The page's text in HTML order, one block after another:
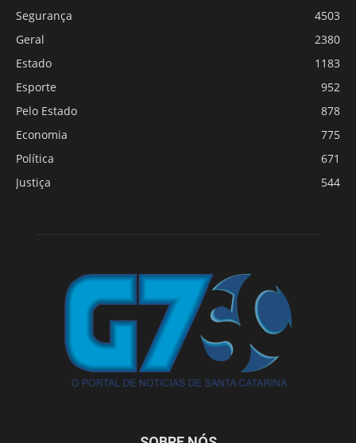
Segurança
4503
Geral
2380
Estado
1183
Esporte
952
Pelo Estado
878
Economia
775
Política
671
Justiça
544